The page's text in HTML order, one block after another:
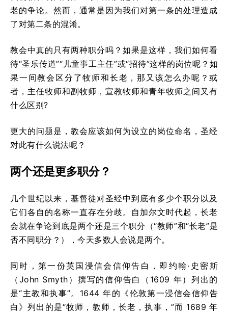
老的争论。然而，通常是因为我们对第一条的处理造成
了对第二条的混淆。
教会中真的只有两种职分吗？如果是这样，我们如何看
待“圣乐传道”“儿童事工主任”或“招待”这样的岗位呢？如
果一间教会区分了牧师和长老，那又该怎么办呢？或
者，主任牧师和副牧师，宣教牧师和青年牧师之间又有
什么区别?
更大的问题是，教会应该如何为设立的岗位命名，圣经
对此有什么说法呢？
两个还是更多职分？
几个世纪以来，基督徒对圣经中到底有多少个职分以及
它们各自的名称一直存在分歧。自加尔文时代起，长老
会就在争论到底是两个还是三个职分（“教师”和“长老”是
否不同职分？），今天多数人会说是两个。
同时，第一份英国浸信会信仰告白，即约翰·史密斯
（John Smyth）撰写的信仰告白（1609 年）列出的
是“主教和执事”。1644 年的《伦敦第一浸信会信仰告
白》列出的是“牧师，教师，长老，执事，”而 1689 年